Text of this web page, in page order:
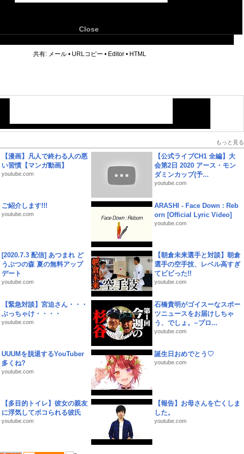
Close
共有: メール • URLコピー • Editor • HTML
もっと見る
【漫画】凡人で終わる人の悪
い習慣【マンガ動画】
youtube.com
【公式ライブCH1 全編】大
会第2日 2020 アース・モン
ダミンカップ(予...
youtube.com
ご紹介します!!!
youtube.com
ARASHI - Face Down : Reb
orn [Official Lyric Video]
youtube.com
[2020.7.3 配信] あつまれ ど
うぶつの森 夏の無料アップ
デート
youtube.com
【朝倉未来選手と対談】朝倉
選手の空手技、レベル高すぎ
てビビった!!
youtube.com
【緊急対談】宮迫さん・・・
ぶっちゃけ・・・・
youtube.com
石橋貴明がゴイスーなスポー
ツニュースをお届けしちゃ
う、でしょ。~プロ...
youtube.com
UUUMを脱退するYouTuber
多くね?
youtube.com
誕生日おめでとう♡
youtube.com
【多目的トイレ】彼女の親友
に浮気してボコられる彼氏
youtube.com
【報告】お母さんを亡くしま
した。
youtube.com